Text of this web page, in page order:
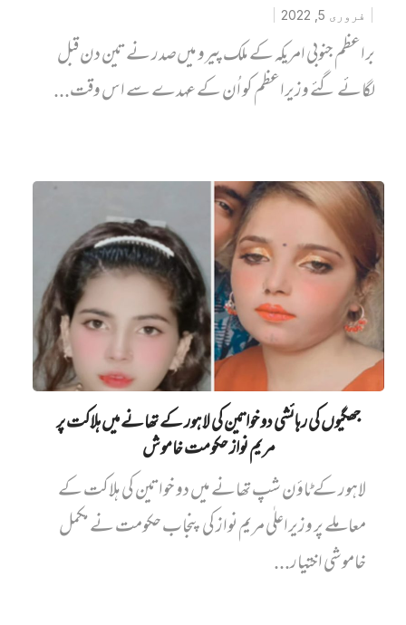
فروری 5, 2022
براعظم جنوبی امریکہ کے ملک پیرو میں‌صدر نے تین دن قبل
لگائے گئے وزیراعظم کو اُن کے عہدے سے اس وقت...
جھگیوں کی رہائشی دو خواتین کی لاہور کے تھانے میں‌ ہلاکت پر
مریم نواز حکومت خاموش
لاہور کے ٹاؤن شپ تھانے میں دو خواتین کی ہلاکت کے
معاملے پر وزیراعلٰی مریم نواز کی پنجاب حکومت نے مکمل
خاموشی اختیار...